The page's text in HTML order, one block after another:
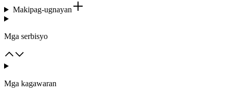
Makipag-ugnayan
Mga serbisyo
Mga kagawaran